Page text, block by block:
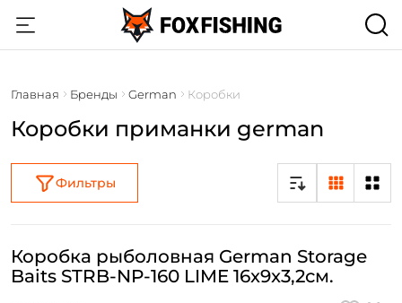
Главная Бренды German Коробки
Коробки приманки german
Фильтры
Коробка рыболовная German Storage
Baits STRB-NP-160 LIME 16x9x3,2см.